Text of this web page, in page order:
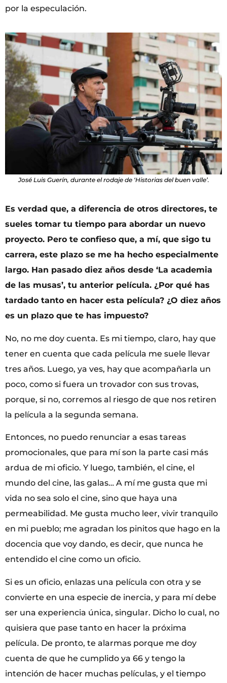
por la especulación.
José Luis Guerín, durante el rodaje de ‘Historias del buen valle’.
Es verdad que, a diferencia de otros directores, te
sueles tomar tu tiempo para abordar un nuevo
proyecto. Pero te confieso que, a mí, que sigo tu
carrera, este plazo se me ha hecho especialmente
largo. Han pasado diez años desde ‘La academia
de las musas’, tu anterior película. ¿Por qué has
tardado tanto en hacer esta película? ¿O diez años
es un plazo que te has impuesto?
No, no me doy cuenta. Es mi tiempo, claro, hay que
tener en cuenta que cada película me suele llevar
tres años. Luego, ya ves, hay que acompañarla un
poco, como si fuera un trovador con sus trovas,
porque, si no, corremos al riesgo de que nos retiren
la película a la segunda semana.
Entonces, no puedo renunciar a esas tareas
promocionales, que para mí son la parte casi más
ardua de mi oficio. Y luego, también, el cine, el
mundo del cine, las galas… A mí me gusta que mi
vida no sea solo el cine, sino que haya una
permeabilidad. Me gusta mucho leer, vivir tranquilo
en mi pueblo; me agradan los pinitos que hago en la
docencia que voy dando, es decir, que nunca he
entendido el cine como un oficio.
Si es un oficio, enlazas una película con otra y se
convierte en una especie de inercia, y para mí debe
ser una experiencia única, singular. Dicho lo cual, no
quisiera que pase tanto en hacer la próxima
película. De pronto, te alarmas porque me doy
cuenta de que he cumplido ya 66 y tengo la
intención de hacer muchas películas, y el tiempo